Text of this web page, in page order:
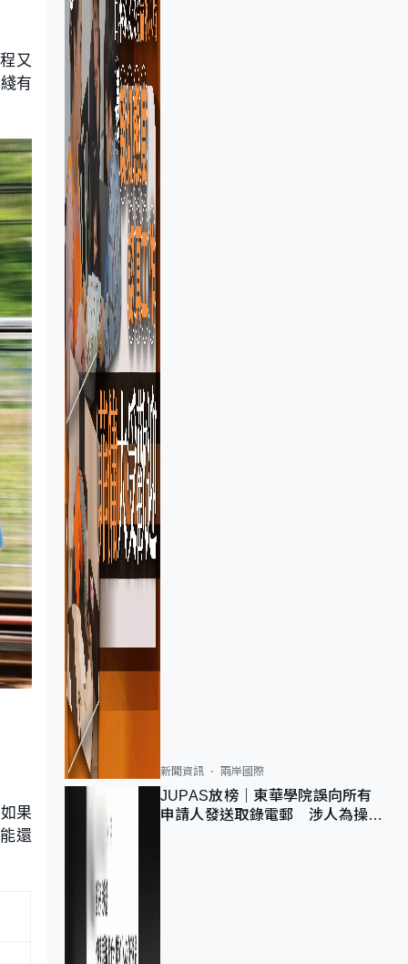
又
有
果
還
新聞資訊 兩岸國際
JUPAS放榜｜東華學院誤向所有
申請人發送取錄電郵 涉人為操作